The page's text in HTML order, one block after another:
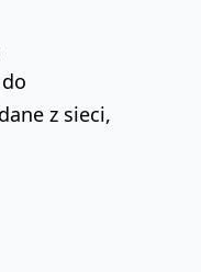
z sieci,